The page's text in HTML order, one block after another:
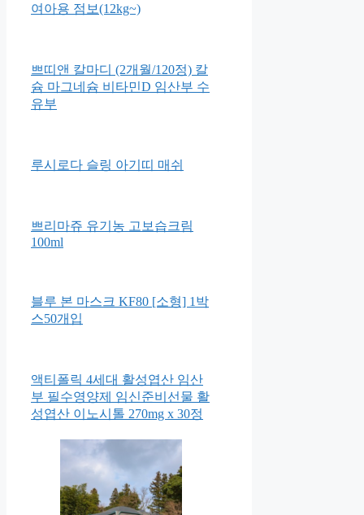
여아용 점보(12kg~)
쁘띠앤 칼마디 (2개월/120정) 칼
슘 마그네슘 비타민D 임산부 수
유부
루시로다 슬링 아기띠 매쉬
쁘리마쥬 유기농 고보습크림
100ml
블루 본 마스크 KF80 [소형] 1박
스50개입
액티폴릭 4세대 활성엽산 임산
부 필수영양제 임신준비선물 활
성엽산 이노시톨 270mg x 30정